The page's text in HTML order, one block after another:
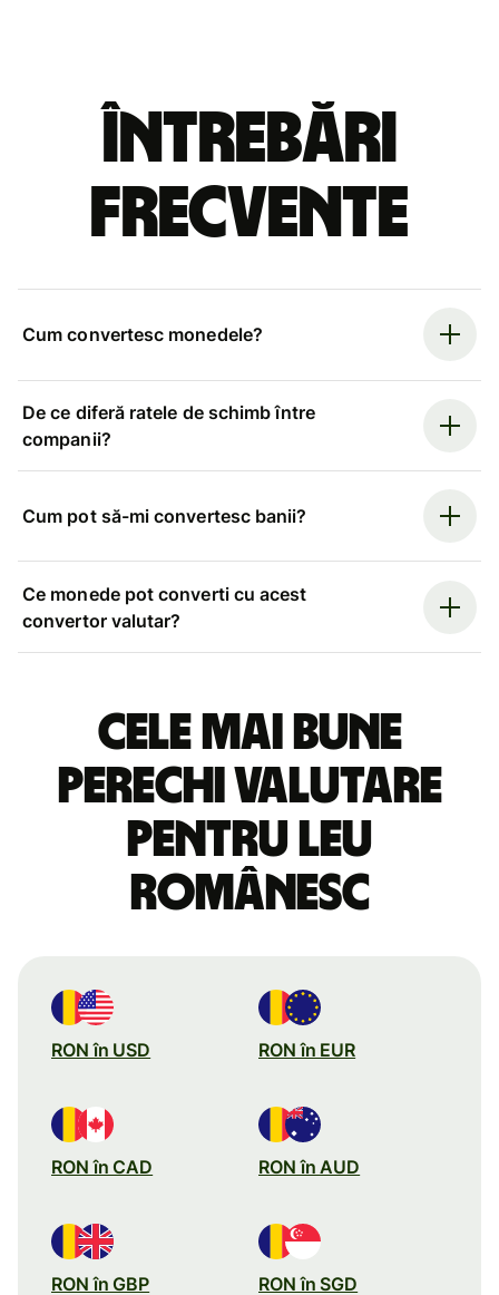
Întrebări
frecvente
Cum convertesc monedele?
De ce diferă ratele de schimb între
companii?
Cum pot să-mi convertesc banii?
Ce monede pot converti cu acest
convertor valutar?
Cele mai bune
perechi valutare
pentru leu
românesc
RON în USD RON în EUR
RON în CAD RON în AUD
RON în GBP RON în SGD